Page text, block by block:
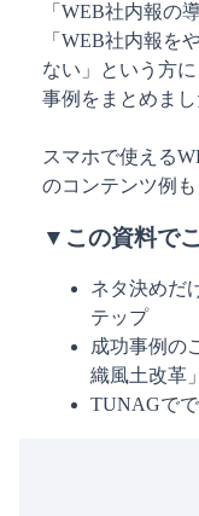
「WEB社内報の
「WEB社内報を
ない」という方
事例をまとめまし
スマホで使える
のコンテンツ例も
▼この資料で
ネタ決めだ
テップ
成功事例の
織風土改革」
TUNAGで